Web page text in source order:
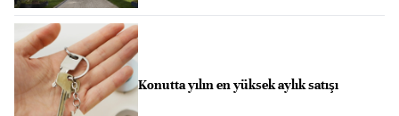
Konutta yılın en yüksek aylık satışı